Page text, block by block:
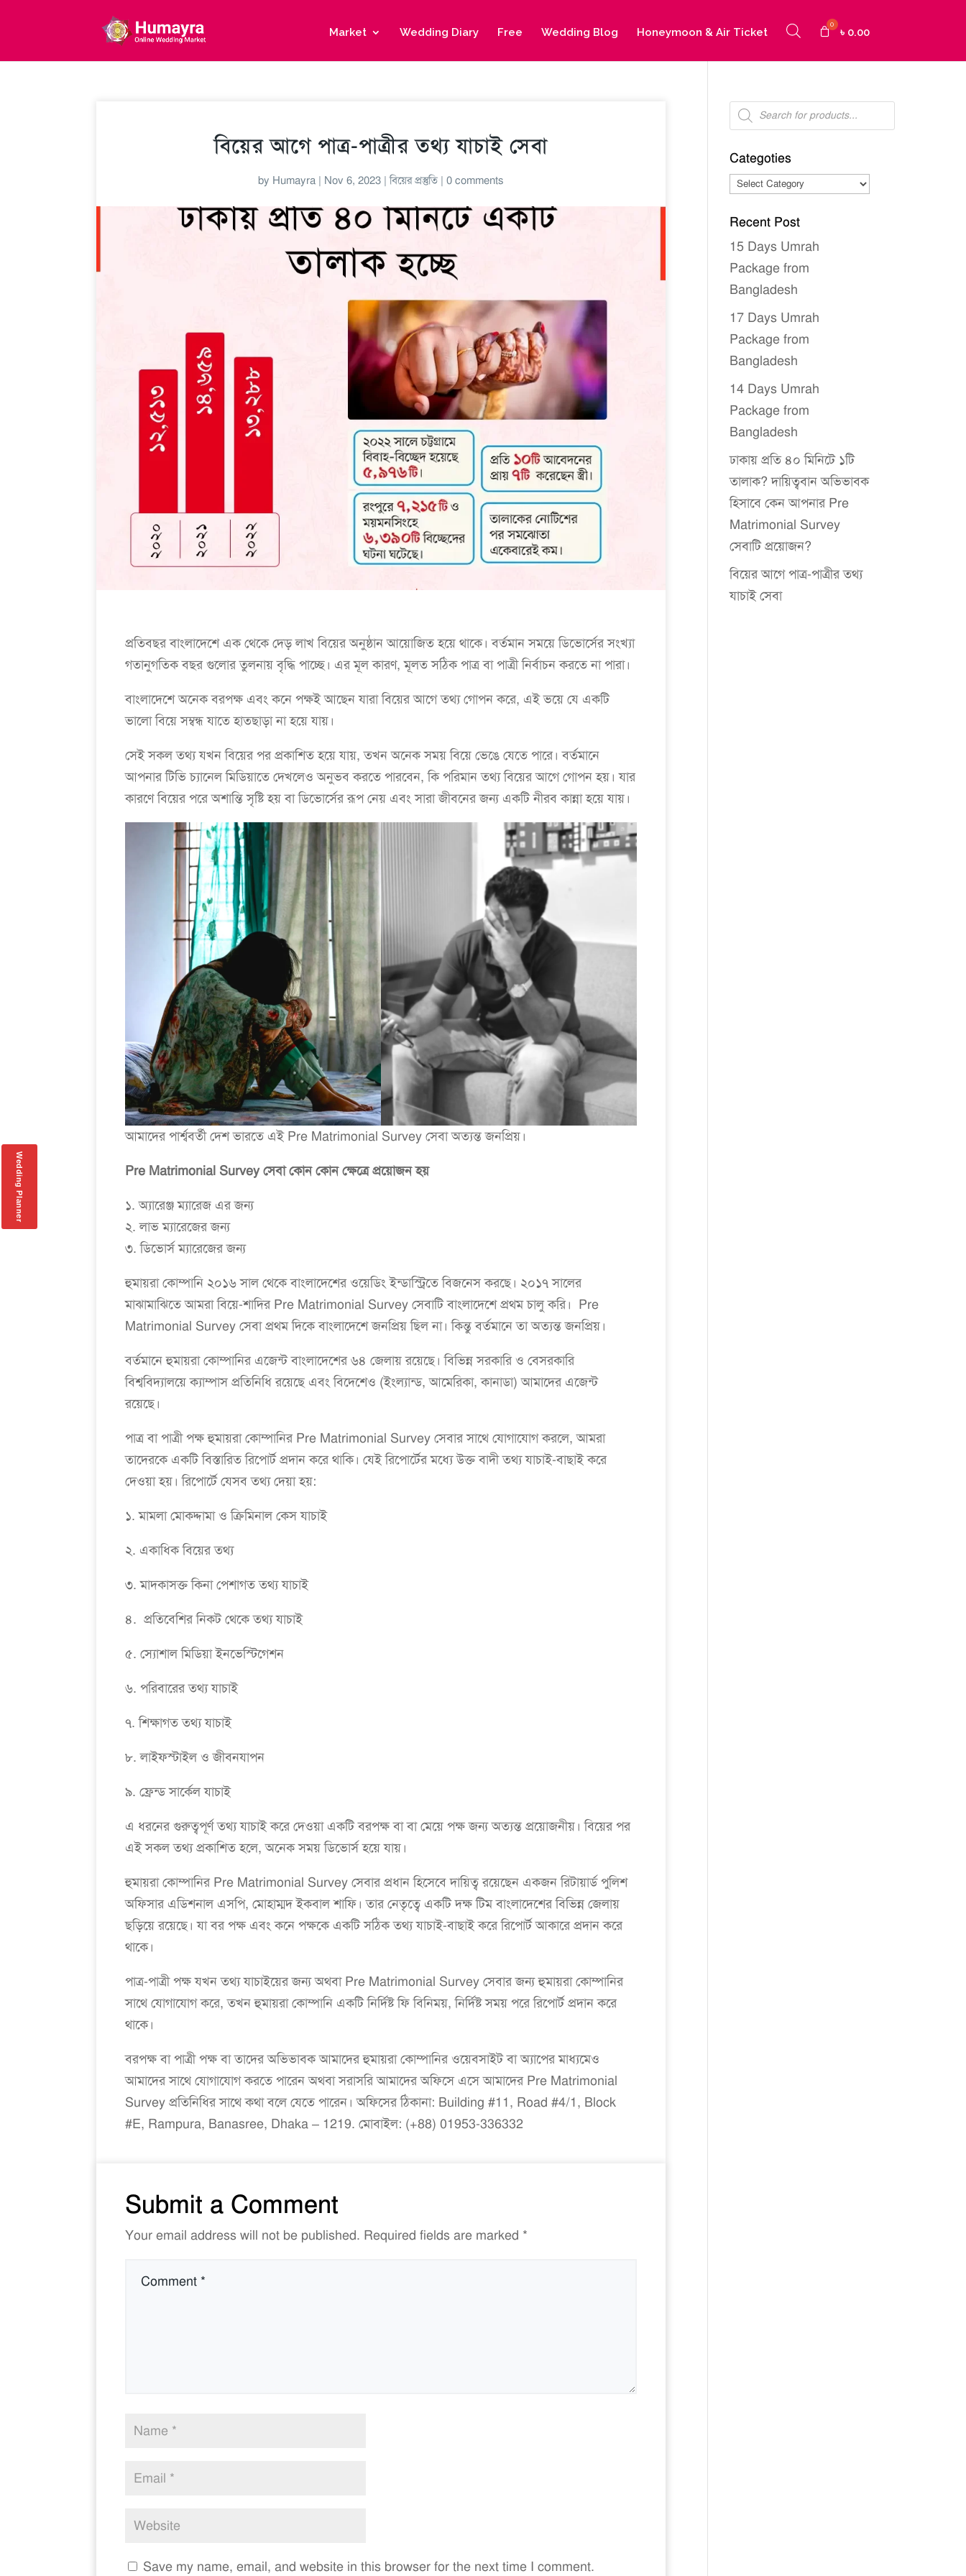
Market Wedding Diary Free Wedding Blog Honeymoon & Air Ticket ৳ 0.00
বিয়ের আগে পাত্র-পাত্রীর তথ্য যাচাই সেবা
by Humayra | Nov 6, 2023 |বিয়ের প্রস্তুতি |0 comments
প্রতিবছর বাংলাদেশে এক থেকে দেড় লাখ বিয়ের অনুষ্ঠান আয়োজিত হয়ে থাকে। বর্তমান সময়ে ডিভোর্সের সংখ্যা
গতানুগতিক বছর গুলোর তুলনায় বৃদ্ধি পাচ্ছে। এর মূল কারণ, মূলত সঠিক পাত্র বা পাত্রী নির্বাচন করতে না পারা।
বাংলাদেশে অনেক বরপক্ষ এবং কনে পক্ষই আছেন যারা বিয়ের আগে তথ্য গোপন করে, এই ভয়ে যে একটি
ভালো বিয়ে সম্বন্ধ যাতে হাতছাড়া না হয়ে যায়।
সেই সকল তথ্য যখন বিয়ের পর প্রকাশিত হয়ে যায়, তখন অনেক সময় বিয়ে ভেঙে যেতে পারে। বর্তমানে
আপনার টিভি চ্যানেল মিডিয়াতে দেখলেও অনুভব করতে পারবেন, কি পরিমান তথ্য বিয়ের আগে গোপন হয়। যার
কারণে বিয়ের পরে অশান্তি সৃষ্টি হয় বা ডিভোর্সের রূপ নেয় এবং সারা জীবনের জন্য একটি নীরব কান্না হয়ে যায়।
আমাদের পার্শ্ববর্তী দেশ ভারতে এই Pre Matrimonial Survey সেবা অত্যন্ত জনপ্রিয়।
Pre Matrimonial Survey সেবা কোন কোন ক্ষেত্রে প্রয়োজন হয়
১. অ্যারেঞ্জ ম্যারেজ এর জন্য
২. লাভ ম্যারেজের জন্য
৩. ডিভোর্স ম্যারেজের জন্য
হুমায়রা কোম্পানি ২০১৬ সাল থেকে বাংলাদেশের ওয়েডিং ইন্ডাস্ট্রিতে বিজনেস করছে। ২০১৭ সালের
মাঝামাঝিতে আমরা বিয়ে-শাদির Pre Matrimonial Survey সেবাটি বাংলাদেশে প্রথম চালু করি। Pre
Matrimonial Survey সেবা প্রথম দিকে বাংলাদেশে জনপ্রিয় ছিল না। কিন্তু বর্তমানে তা অত্যন্ত জনপ্রিয়।
বর্তমানে হুমায়রা কোম্পানির এজেন্ট বাংলাদেশের ৬৪ জেলায় রয়েছে। বিভিন্ন সরকারি ও বেসরকারি
বিশ্ববিদ্যালয়ে ক্যাম্পাস প্রতিনিধি রয়েছে এবং বিদেশেও (ইংল্যান্ড, আমেরিকা, কানাডা) আমাদের এজেন্ট
রয়েছে।
পাত্র বা পাত্রী পক্ষ হুমায়রা কোম্পানির Pre Matrimonial Survey সেবার সাথে যোগাযোগ করলে, আমরা
তাদেরকে একটি বিস্তারিত রিপোর্ট প্রদান করে থাকি। যেই রিপোর্টের মধ্যে উক্ত বাদী তথ্য যাচাই-বাছাই করে
দেওয়া হয়। রিপোর্টে যেসব তথ্য দেয়া হয়:
১. মামলা মোকদ্দামা ও ক্রিমিনাল কেস যাচাই
২. একাধিক বিয়ের তথ্য
৩. মাদকাসক্ত কিনা পেশাগত তথ্য যাচাই
৪. প্রতিবেশির নিকট থেকে তথ্য যাচাই
৫. স্যোশাল মিডিয়া ইনভেস্টিগেশন
৬. পরিবারের তথ্য যাচাই
৭. শিক্ষাগত তথ্য যাচাই
৮. লাইফস্টাইল ও জীবনযাপন
৯. ফ্রেন্ড সার্কেল যাচাই
এ ধরনের গুরুত্বপূর্ণ তথ্য যাচাই করে দেওয়া একটি বরপক্ষ বা বা মেয়ে পক্ষ জন্য অত্যন্ত প্রয়োজনীয়। বিয়ের পর
এই সকল তথ্য প্রকাশিত হলে, অনেক সময় ডিভোর্স হয়ে যায়।
হুমায়রা কোম্পানির Pre Matrimonial Survey সেবার প্রধান হিসেবে দায়িত্ব রয়েছেন একজন রিটায়ার্ড পুলিশ
অফিসার এডিশনাল এসপি, মোহাম্মদ ইকবাল শাফি। তার নেতৃত্বে একটি দক্ষ টিম বাংলাদেশের বিভিন্ন জেলায়
ছড়িয়ে রয়েছে। যা বর পক্ষ এবং কনে পক্ষকে একটি সঠিক তথ্য যাচাই-বাছাই করে রিপোর্ট আকারে প্রদান করে
থাকে।
পাত্র-পাত্রী পক্ষ যখন তথ্য যাচাইয়ের জন্য অথবা Pre Matrimonial Survey সেবার জন্য হুমায়রা কোম্পানির
সাথে যোগাযোগ করে, তখন হুমায়রা কোম্পানি একটি নির্দিষ্ট ফি বিনিময়, নির্দিষ্ট সময় পরে রিপোর্ট প্রদান করে
থাকে।
বরপক্ষ বা পাত্রী পক্ষ বা তাদের অভিভাবক আমাদের হুমায়রা কোম্পানির ওয়েবসাইট বা অ্যাপের মাধ্যমেও
আমাদের সাথে যোগাযোগ করতে পারেন অথবা সরাসরি আমাদের অফিসে এসে আমাদের Pre Matrimonial
Survey প্রতিনিধির সাথে কথা বলে যেতে পারেন। অফিসের ঠিকানা: Building #11, Road #4/1, Block
#E, Rampura, Banasree, Dhaka – 1219. মোবাইল: (+88) 01953-336332
Submit a Comment
Your email address will not be published. Required fields are marked *
Save my name, email, and website in this browser for the next time I comment.
Products
search
Categoties
Categoties
Recent Post
15 Days Umrah
Package from
Bangladesh
17 Days Umrah
Package from
Bangladesh
14 Days Umrah
Package from
Bangladesh
ঢাকায় প্রতি ৪০ মিনিটে ১টি
তালাক? দায়িত্ববান অভিভাবক
হিসাবে কেন আপনার Pre
Matrimonial Survey
সেবাটি প্রয়োজন?
বিয়ের আগে পাত্র-পাত্রীর তথ্য
যাচাই সেবা
Wedding Planner